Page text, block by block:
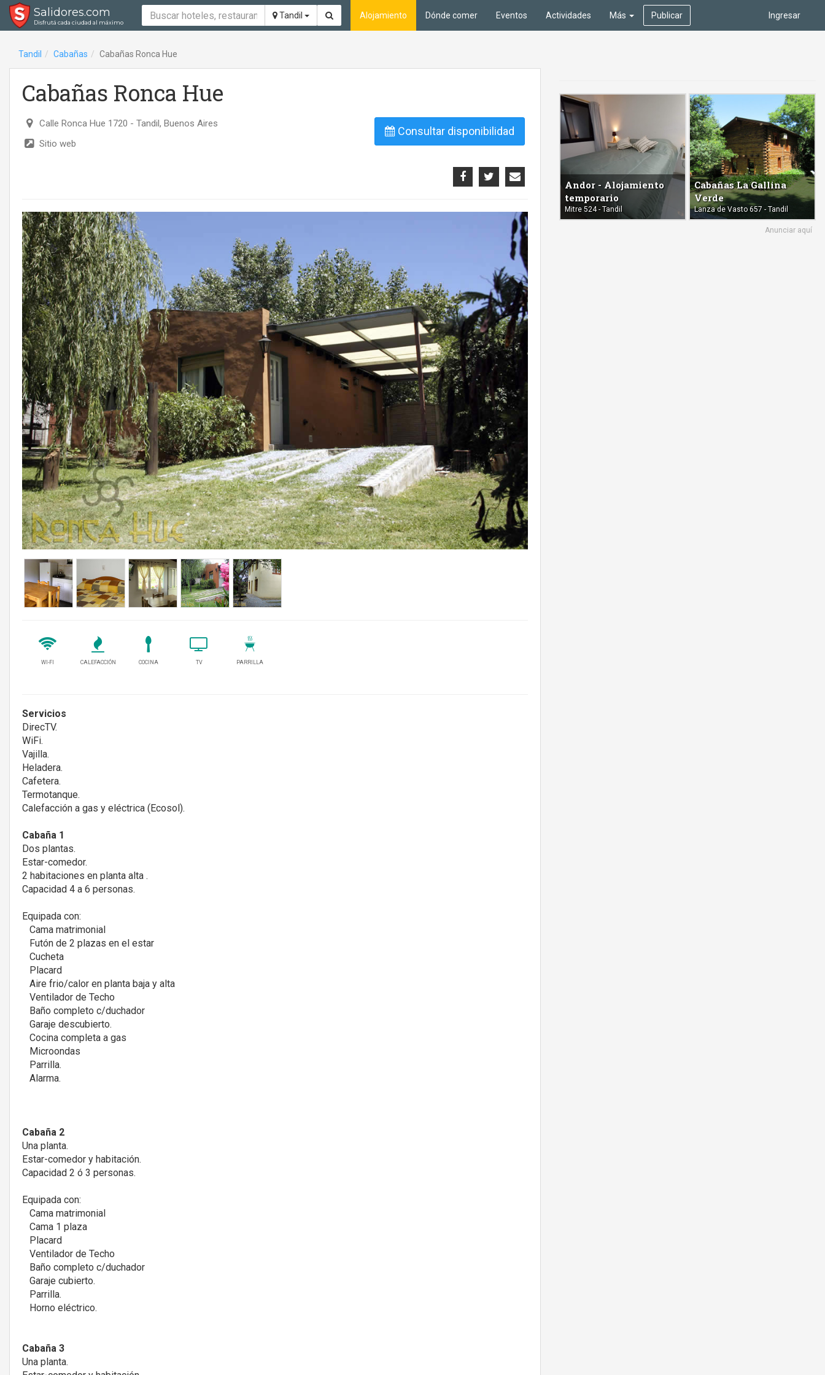
Salidores.com
Disfrutá cada ciudad al máximo
Tandil Ingresar
Alojamiento Dónde comer Eventos Actividades Más Publicar
Tandil Cabañas Cabañas Ronca Hue
Cabañas Ronca Hue
Calle Ronca Hue 1720 - Tandil, Buenos Aires
Sitio web
Consultar disponibilidad
WI-FI CALEFACCIÓN COCINA TV PARRILLA
Servicios
DirecTV.
WiFi.
Vajilla.
Heladera.
Cafetera.
Termotanque.
Calefacción a gas y eléctrica (Ecosol).
Cabaña 1
Dos plantas.
Estar-comedor.
2 habitaciones en planta alta .
Capacidad 4 a 6 personas.
Equipada con:
Cama matrimonial
Futón de 2 plazas en el estar
Cucheta
Placard
Aire frio/calor en planta baja y alta
Ventilador de Techo
Baño completo c/duchador
Garaje descubierto.
Cocina completa a gas
Microondas
Parrilla.
Alarma.
Cabaña 2
Una planta.
Estar-comedor y habitación.
Capacidad 2 ó 3 personas.
Equipada con:
Cama matrimonial
Cama 1 plaza
Placard
Ventilador de Techo
Baño completo c/duchador
Garaje cubierto.
Parrilla.
Horno eléctrico.
Cabaña 3
Una planta.
Andor - Alojamiento
temporario
Mitre 524 - Tandil
Cabañas La Gallina
Verde
Lanza de Vasto 657 - Tandil
Anunciar aquí